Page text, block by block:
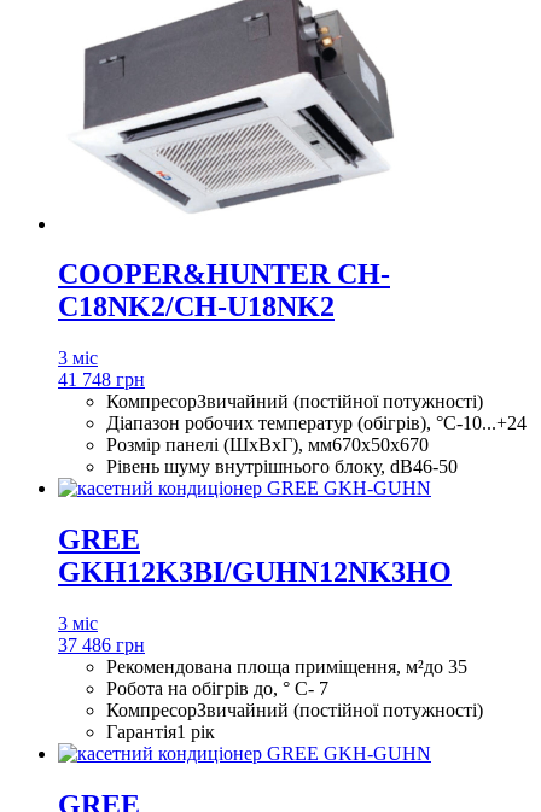
COOPER&HUNTER CH-
C18NK2/CH-U18NK2
3 міс
41 748 грн
КомпресорЗвичайний (постійної потужності)
Діапазон робочих температур (обігрів), °С-10...+24
Розмір панелі (ШхВхГ), мм670x50x670
Рівень шуму внутрішнього блоку, dB46-50
GREE
GKH12K3BI/GUHN12NK3HO
3 міс
37 486 грн
Рекомендована площа приміщення, м²до 35
Робота на обігрів до, ° С- 7
КомпресорЗвичайний (постійної потужності)
Гарантія1 рік
GREE